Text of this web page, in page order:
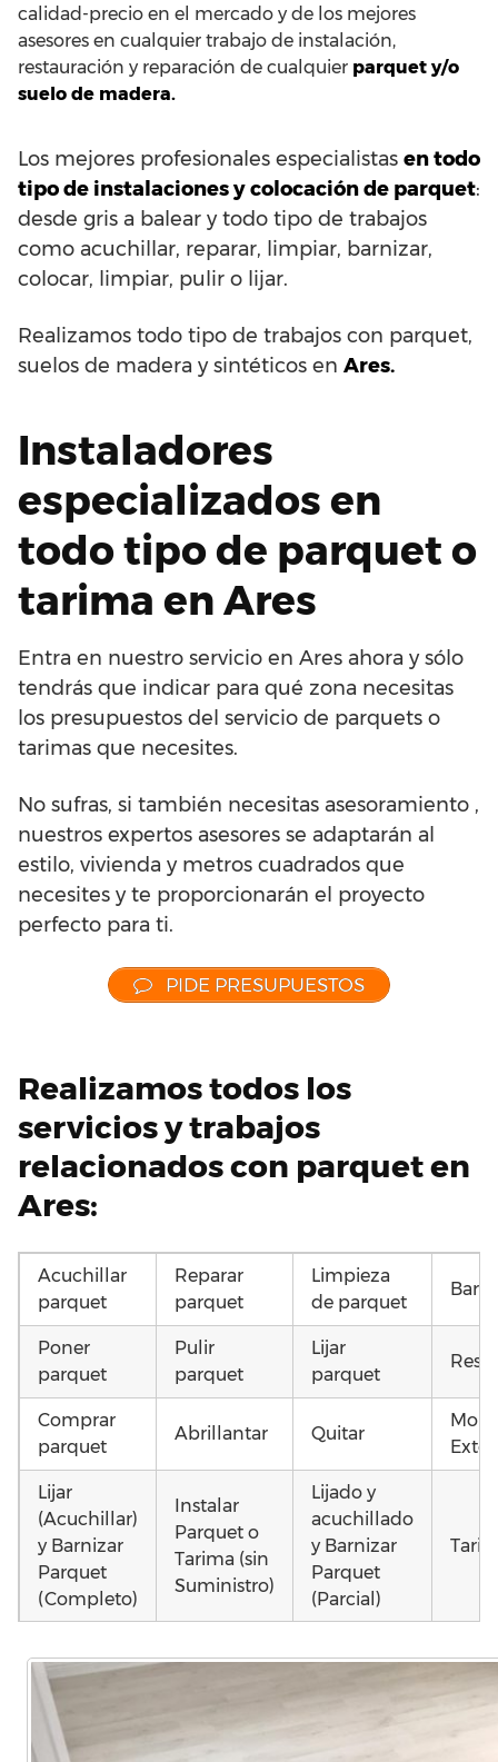
calidad-precio en el mercado y de los mejores
asesores en cualquier trabajo de instalación,
restauración y reparación de cualquier parquet y/o
suelo de madera.
Los mejores profesionales especialistas en todo
tipo de instalaciones y colocación de parquet:
desde gris a balear y todo tipo de trabajos
como acuchillar, reparar, limpiar, barnizar,
colocar, limpiar, pulir o lijar.
Realizamos todo tipo de trabajos con parquet,
suelos de madera y sintéticos en Ares.
Instaladores
especializados en
todo tipo de parquet o
tarima en Ares
Entra en nuestro servicio en Ares ahora y sólo
tendrás que indicar para qué zona necesitas
los presupuestos del servicio de parquets o
tarimas que necesites.
No sufras, si también necesitas asesoramiento ,
nuestros expertos asesores se adaptarán al
estilo, vivienda y metros cuadrados que
necesites y te proporcionarán el proyecto
perfecto para ti.
PIDE PRESUPUESTOS
Realizamos todos los
servicios y trabajos
relacionados con parquet en
Ares:
Acuchillar
parquet
Reparar
parquet
Limpieza
de parquet
Poner
parquet
Pulir
parquet
Lijar
parquet
Comprar
parquet
Abrillantar Quitar
Lijar
(Acuchillar)
y Barnizar
Parquet
(Completo)
Instalar
Parquet o
Tarima (sin
Suministro)
Lijado y
acuchillado
y Barnizar
Parquet
(Parcial)
Colocar
parquet o
Tarima
Local
Poner
Vivienda
Colocar
Tarima
Vivienda